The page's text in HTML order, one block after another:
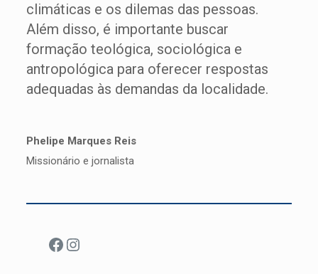
climáticas e os dilemas das pessoas.
Além disso, é importante buscar
formação teológica, sociológica e
antropológica para oferecer respostas
adequadas às demandas da localidade.
Phelipe Marques Reis
Missionário e jornalista
Facebook
Instagram